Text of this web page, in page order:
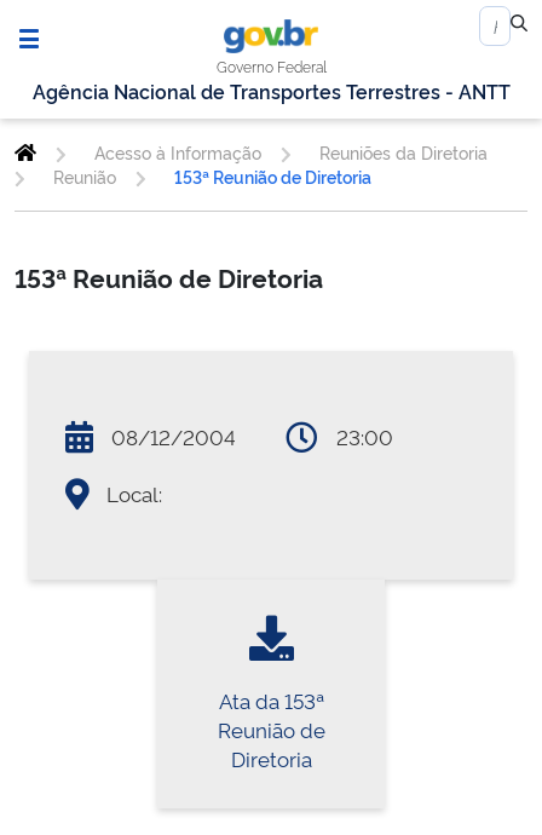
Governo Federal
Agência Nacional de Transportes Terrestres - ANTT
Acesso à Informação
Reuniões da Diretoria
Reunião
153ª Reunião de Diretoria
153ª Reunião de Diretoria
08/12/2004 23:00
Local:
Ata da 153ª
Reunião de
Diretoria